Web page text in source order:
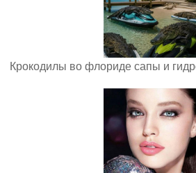
Крокодилы во флориде сапы и